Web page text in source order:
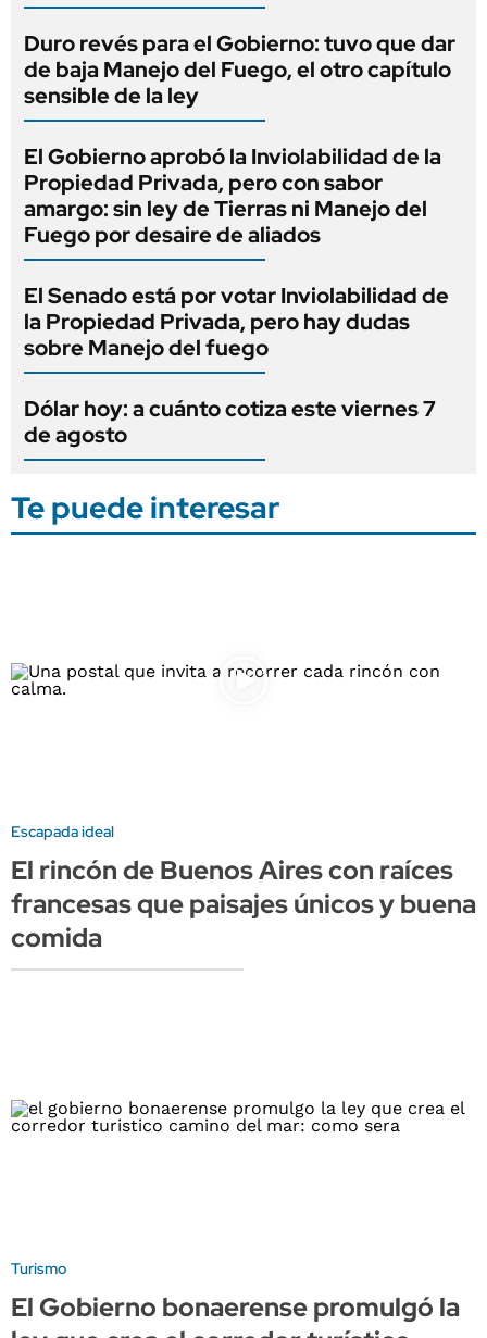
Duro revés para el Gobierno: tuvo que dar
de baja Manejo del Fuego, el otro capítulo
sensible de la ley
El Gobierno aprobó la Inviolabilidad de la
Propiedad Privada, pero con sabor
amargo: sin ley de Tierras ni Manejo del
Fuego por desaire de aliados
El Senado está por votar Inviolabilidad de
la Propiedad Privada, pero hay dudas
sobre Manejo del fuego
Dólar hoy: a cuánto cotiza este viernes 7
de agosto
Te puede interesar
Escapada ideal
El rincón de Buenos Aires con raíces
francesas que paisajes únicos y buena
comida
Turismo
El Gobierno bonaerense promulgó la